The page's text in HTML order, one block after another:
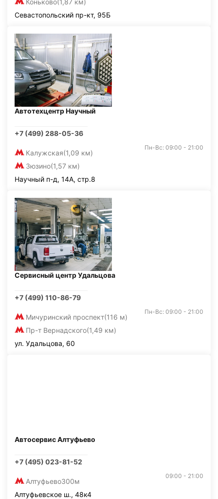
Коньково(1,87 км)
Севастопольский пр-кт, 95Б
Автотехцентр Научный
+7 (499) 288-05-36
Калужская(1,09 км)
Зюзино(1,57 км)
Пн-Вс: 09:00 - 21:00
Научный п-д, 14А, стр.8
Сервисный центр Удальцова
+7 (499) 110-86-79
Мичуринский проспект(116 м)
Пр-т Вернадского(1,49 км)
Пн-Вс: 09:00 - 21:00
ул. Удальцова, 60
Автосервис Алтуфьево
+7 (495) 023-81-52
Алтуфьево300м
09:00 - 21:00
Алтуфьевское ш., 48к4